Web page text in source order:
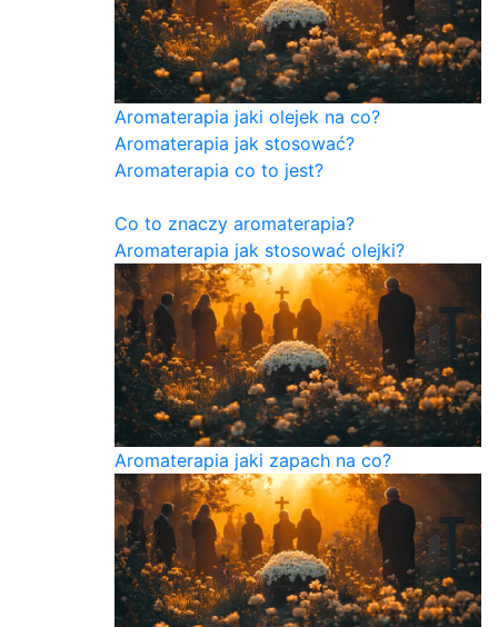
Aromaterapia jaki olejek na co?
Aromaterapia jak stosować?
Aromaterapia co to jest?
Co to znaczy aromaterapia?
Aromaterapia jak stosować olejki?
Aromaterapia jaki zapach na co?